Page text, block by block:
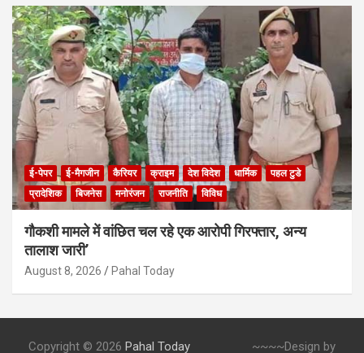
ई-पेपर ई-मैगजीन कैरियर क्राइम देश विदेश धार्मिक
पहल टुडे
प्रादेशिक
बिजनेस मनोरंजन राजनीति विविध
गौकशी मामले में वांछित चल रहे एक आरोपी गिरफ्तार, अन्य
तालाश जारी’
August 8, 2026 Pahal Today
Copyright © 2026 Pahal Today ~~~~Design by